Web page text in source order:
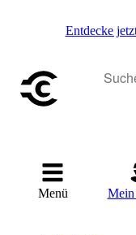
Entdecke
Menü